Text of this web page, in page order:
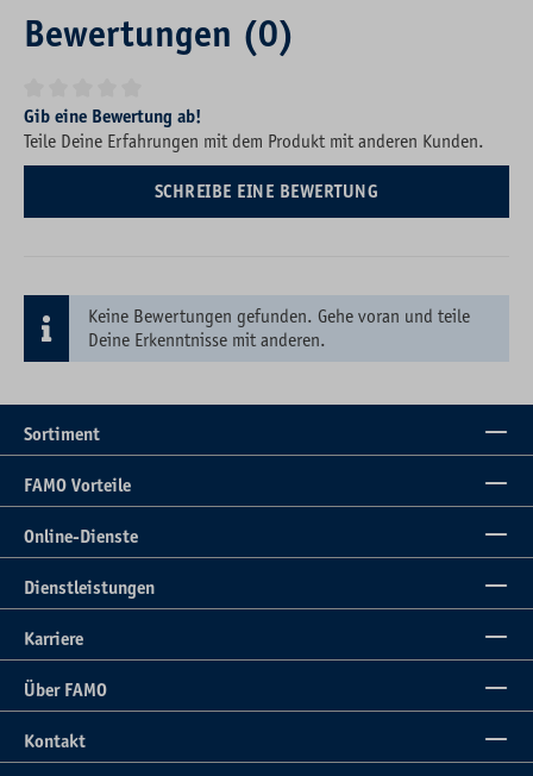
Bewertungen (0)
Durchschnittliche Bewertung von 0 von 5 Sternen
Gib eine Bewertung ab!
Teile Deine Erfahrungen mit dem Produkt mit anderen Kunden.
SCHREIBE EINE BEWERTUNG
Keine Bewertungen gefunden. Gehe voran und teile
Deine Erkenntnisse mit anderen.
Sortiment
FAMO Vorteile
Online-Dienste
Dienstleistungen
Karriere
Über FAMO
Kontakt